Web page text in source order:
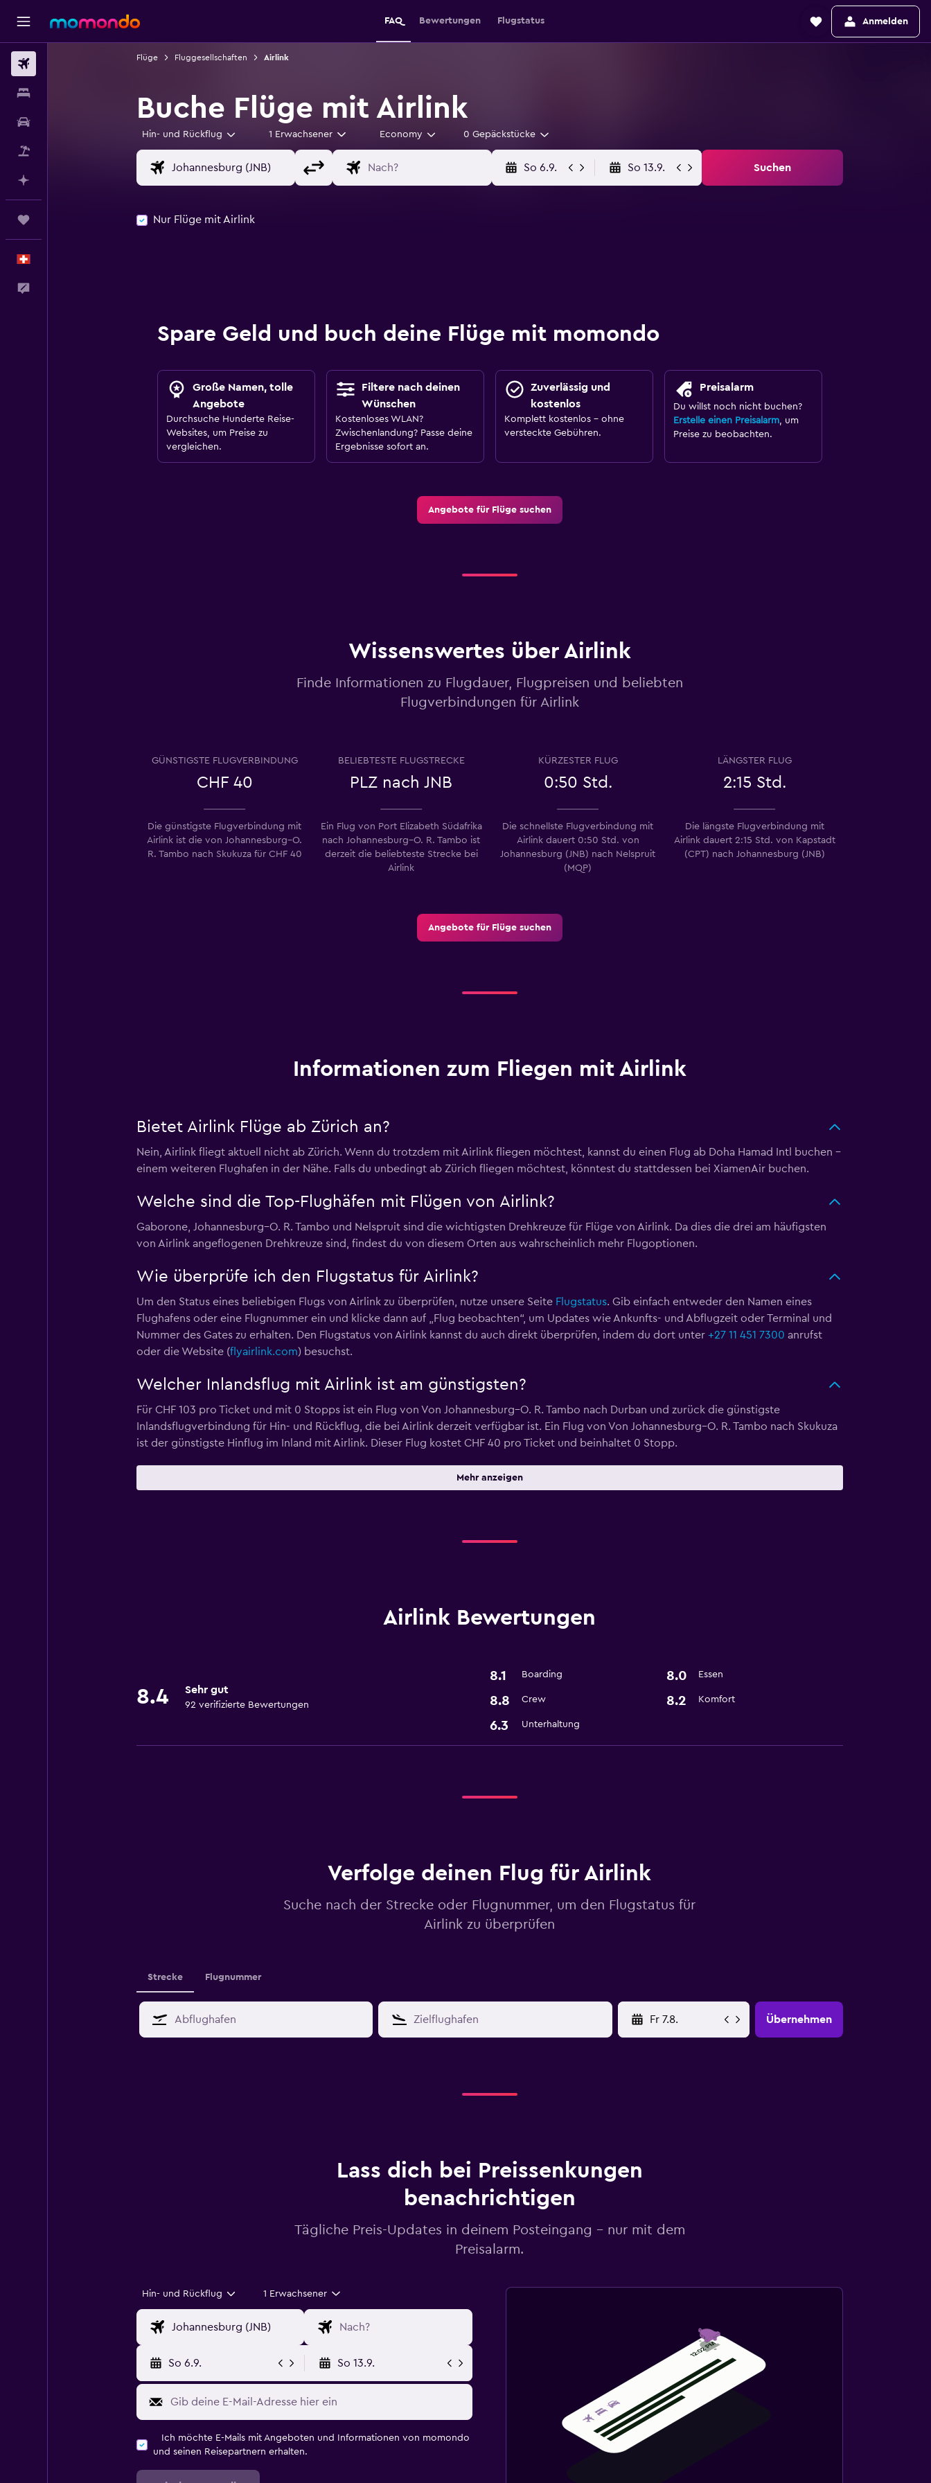
FAQ Bewertungen Flugstatus Anmelden
Flüge Fluggesellschaften Airlink
Buche Flüge mit Airlink
Hin- und Rückflug 1 Erwachsener Economy 0 Gepäckstücke
So 6.9. So 13.9. Suchen
Nur Flüge mit Airlink
Spare Geld und buch deine Flüge mit momondo
Große Namen, tolle
Angebote
Durchsuche Hunderte Reise-
Websites, um Preise zu
vergleichen.
Filtere nach deinen
Wünschen
Kostenloses WLAN?
Zwischenlandung? Passe deine
Ergebnisse sofort an.
Zuverlässig und
kostenlos
Komplett kostenlos – ohne
versteckte Gebühren.
Preisalarm
Du willst noch nicht buchen?
Erstelle einen Preisalarm, um
Preise zu beobachten.
Angebote für Flüge suchen
Wissenswertes über Airlink
Finde Informationen zu Flugdauer, Flugpreisen und beliebten
Flugverbindungen für Airlink
GÜNSTIGSTE FLUGVERBINDUNG
CHF 40
BELIEBTESTE FLUGSTRECKE
PLZ nach JNB
KÜRZESTER FLUG
0:50 Std.
LÄNGSTER FLUG
2:15 Std.
Die günstigste Flugverbindung mit
Airlink ist die von Johannesburg–O.
R. Tambo nach Skukuza für CHF 40
Ein Flug von Port Elizabeth Südafrika
nach Johannesburg–O. R. Tambo ist
derzeit die beliebteste Strecke bei
Airlink
Die schnellste Flugverbindung mit
Airlink dauert 0:50 Std. von
Johannesburg (JNB) nach Nelspruit
(MQP)
Die längste Flugverbindung mit
Airlink dauert 2:15 Std. von Kapstadt
(CPT) nach Johannesburg (JNB)
Angebote für Flüge suchen
Informationen zum Fliegen mit Airlink
Bietet Airlink Flüge ab Zürich an?
Nein, Airlink fliegt aktuell nicht ab Zürich. Wenn du trotzdem mit Airlink fliegen möchtest, kannst du einen Flug ab Doha Hamad Intl buchen –
einem weiteren Flughafen in der Nähe. Falls du unbedingt ab Zürich fliegen möchtest, könntest du stattdessen bei XiamenAir buchen.
Welche sind die Top-Flughäfen mit Flügen von Airlink?
Gaborone, Johannesburg–O. R. Tambo und Nelspruit sind die wichtigsten Drehkreuze für Flüge von Airlink. Da dies die drei am häufigsten
von Airlink angeflogenen Drehkreuze sind, findest du von diesem Orten aus wahrscheinlich mehr Flugoptionen.
Wie überprüfe ich den Flugstatus für Airlink?
Um den Status eines beliebigen Flugs von Airlink zu überprüfen, nutze unsere Seite Flugstatus. Gib einfach entweder den Namen eines
Flughafens oder eine Flugnummer ein und klicke dann auf „Flug beobachten“, um Updates wie Ankunfts- und Abflugzeit oder Terminal und
Nummer des Gates zu erhalten. Den Flugstatus von Airlink kannst du auch direkt überprüfen, indem du dort unter +27 11 451 7300 anrufst
oder die Website (flyairlink.com) besuchst.
Welcher Inlandsflug mit Airlink ist am günstigsten?
Für CHF 103 pro Ticket und mit 0 Stopps ist ein Flug von Von Johannesburg–O. R. Tambo nach Durban und zurück die günstigste
Inlandsflugverbindung für Hin- und Rückflug, die bei Airlink derzeit verfügbar ist. Ein Flug von Von Johannesburg–O. R. Tambo nach Skukuza
ist der günstigste Hinflug im Inland mit Airlink. Dieser Flug kostet CHF 40 pro Ticket und beinhaltet 0 Stopp.
Mehr anzeigen
Airlink Bewertungen
8.4 Sehr gut
92 verifizierte Bewertungen
8.1 Boarding 8.0 Essen
8.8 Crew 8.2 Komfort
6.3 Unterhaltung
Verfolge deinen Flug für Airlink
Suche nach der Strecke oder Flugnummer, um den Flugstatus für
Airlink zu überprüfen
Strecke Flugnummer
Übernehmen
Lass dich bei Preissenkungen
benachrichtigen
Tägliche Preis-Updates in deinem Posteingang – nur mit dem
Preisalarm.
Hin- und Rückflug 1 Erwachsener
So 6.9. So 13.9.
Ich möchte E-Mails mit Angeboten und Informationen von momondo
und seinen Reisepartnern erhalten.